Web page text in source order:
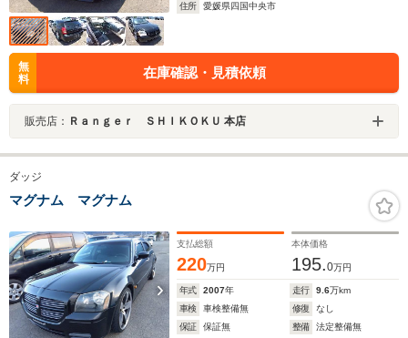
住所
愛媛県四国中央市
無
料
在庫確認・見積依頼
販売店： Ｒａｎｇｅｒ ＳＨＩＫＯＫＵ 本店
ダッジ
マグナム マグナム
支払総額
220万円
本体価格
195.0万円
年式 2007年 走行 9.6万km
車検
車検整備無 修復
なし
保証
保証無 整備
法定整備無